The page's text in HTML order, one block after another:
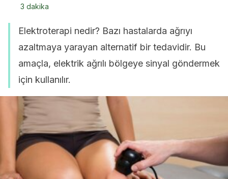
3 dakika
Elektroterapi nedir? Bazı hastalarda ağrıyı
azaltmaya yarayan alternatif bir tedavidir. Bu
amaçla, elektrik ağrılı bölgeye sinyal göndermek
için kullanılır.